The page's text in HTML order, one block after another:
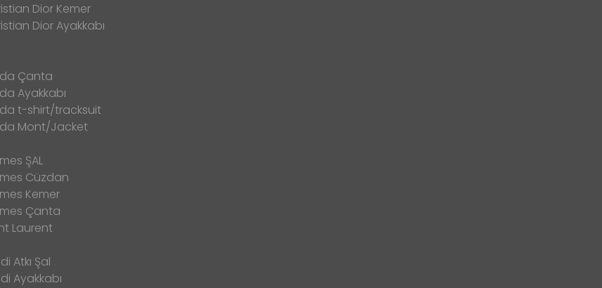
Dior Kemer
Dior Ayakkabı
Çanta
Ayakkabı
t-shirt/tracksuit
Mont/Jacket
ŞAL
Cüzdan
Kemer
Çanta
Laurent
Atkı Şal
Ayakkabı